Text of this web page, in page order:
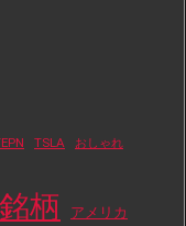
TSLA おしゃれ
柄 アメリカ